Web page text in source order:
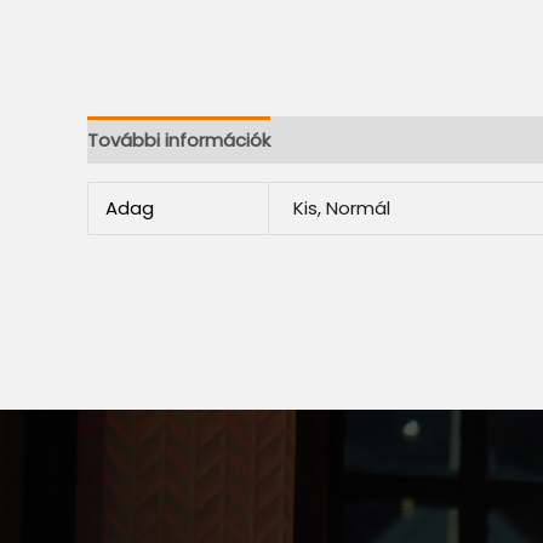
További információk
Adag Kis, Normál